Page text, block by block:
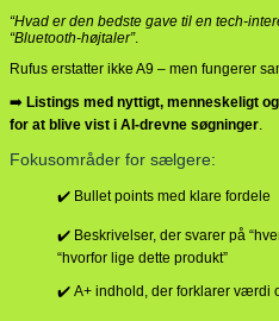
“Hvad er den bedste gave til en tech-
“Bluetooth-højtaler”.
Rufus erstatter ikke A9 – men fungerer
➡️ Listings med nyttigt, menneskeligt
for at blive vist i AI-drevne søgninger.
Fokusområder for sælgere:
✔️ Bullet points med klare fordele
✔️ Beskrivelser, der svarer på
“hvorfor lige dette produkt”
✔️ A+ indhold, der forklarer værdi